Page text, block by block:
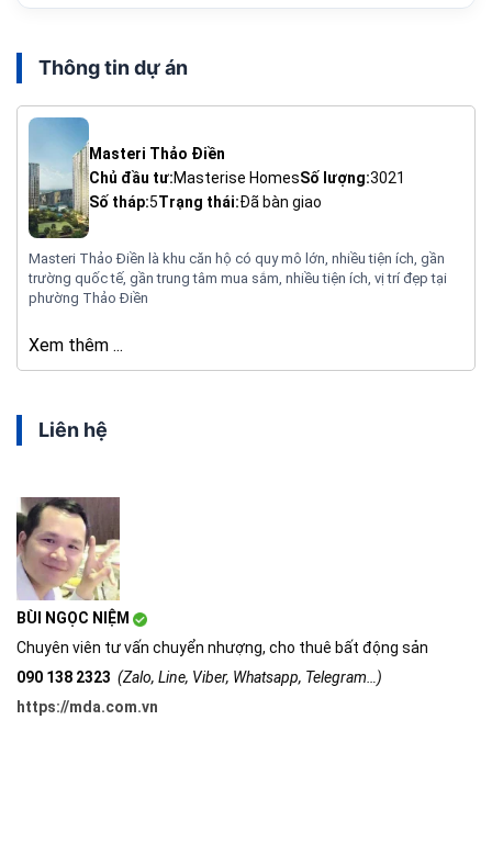
Thông tin dự án
Masteri Thảo Điền
Chủ đầu tư:Masterise HomesSố lượng:3021
Số tháp:5Trạng thái:Đã bàn giao
Masteri Thảo Điền là khu căn hộ có quy mô lớn, nhiều tiện ích, gần
trường quốc tế, gần trung tâm mua sắm, nhiều tiện ích, vị trí đẹp tại
phường Thảo Điền
Xem thêm ...
Liên hệ
BÙI NGỌC NIỆM
Chuyên viên tư vấn chuyển nhượng, cho thuê bất động sản
090 138 2323 (Zalo, Line, Viber, Whatsapp, Telegram…)
https://mda.com.vn